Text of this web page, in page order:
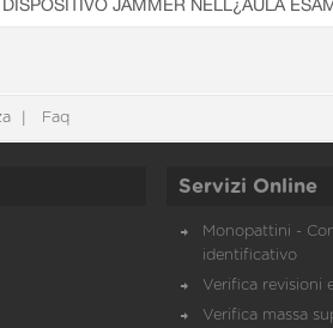
Faq
Servizi Online
Monopattini -
identificativo
Verifica revisioni
Verifica massa